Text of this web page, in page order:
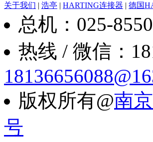
关于我们 | 浩亭 | HARTING连接器 | 德国
总机：025-
热线 / 微信：
版权所有@南
号